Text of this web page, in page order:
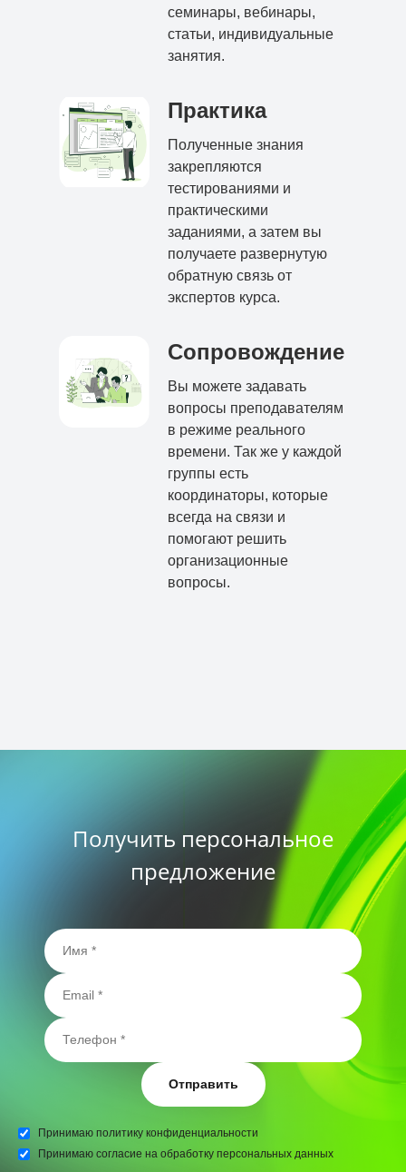
семинары, вебинары,
статьи, индивидуальные
занятия.
Практика
Полученные знания
закрепляются
тестированиями и
практическими
заданиями, а затем вы
получаете развернутую
обратную связь от
экспертов курса.
Сопровождение
Вы можете задавать
вопросы преподавателям
в режиме реального
времени. Так же у каждой
группы есть
координаторы, которые
всегда на связи и
помогают решить
организационные
вопросы.
Получить персональное
предложение
Отправить
Принимаю политику конфиденциальности
Принимаю согласие на обработку персональных данных